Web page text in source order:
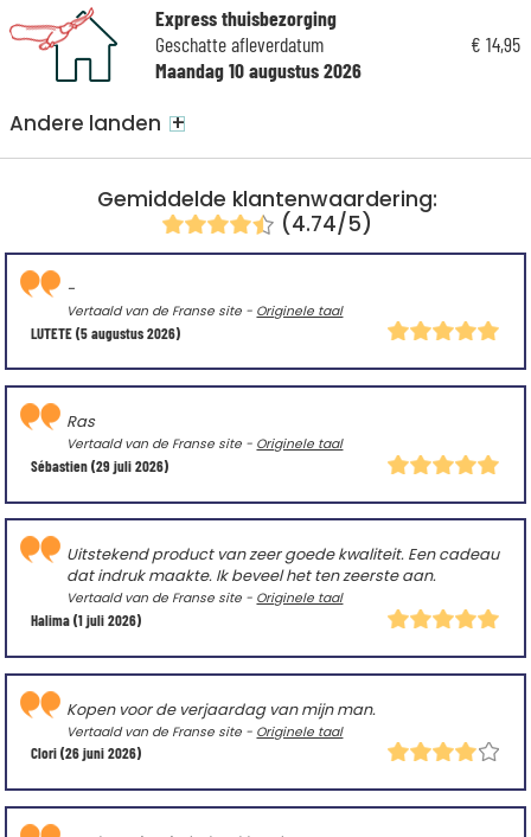
Gemiddelde klantenwaardering:
(4.74/5)
LUTETE(5 augustus 2026)
-
Vertaald van de Franse site - Originele taal
Sébastien(29 juli 2026)
Ras
Vertaald van de Franse site - Originele taal
Halima(1 juli 2026)
Uitstekend product van zeer goede kwaliteit. Een cadeau
dat indruk maakte. Ik beveel het ten zeerste aan.
Vertaald van de Franse site - Originele taal
Clori(26 juni 2026)
Kopen voor de verjaardag van mijn man.
Vertaald van de Franse site - Originele taal
Express thuisbezorging
Geschatte afleverdatum
Maandag 10 augustus 2026
€ 14,95
Andere landen +